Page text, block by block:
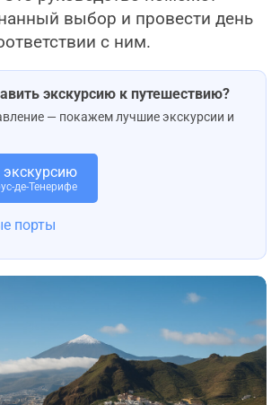
выбор и провести день
с ним.
экскурсию к путешествию?
— покажем лучшие экскурсии и
экскурсию
де-Тенерифе
порты